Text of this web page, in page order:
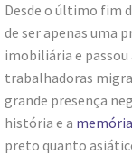
Desde o último fim
de ser apenas uma
imobiliária e
trabalhadoras
grande presença
história e a
preto quanto